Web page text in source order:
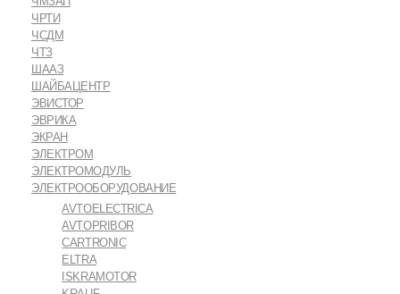
ЧРТИ
ЧСДМ
ЧТЗ
ШААЗ
ШАЙБАЦЕНТР
ЭВИСТОР
ЭВРИКА
ЭКРАН
ЭЛЕКТРОМ
ЭЛЕКТРОМОДУЛЬ
ЭЛЕКТРООБОРУДОВАНИЕ
AVTOELECTRICA
AVTOPRIBOR
CARTRONIC
ELTRA
ISKRAMOTOR